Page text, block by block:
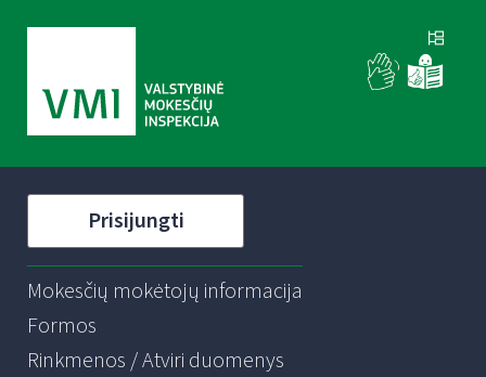
Prisijungti
Mokesčių mokėtojų informacija
Formos
Rinkmenos / Atviri duomenys